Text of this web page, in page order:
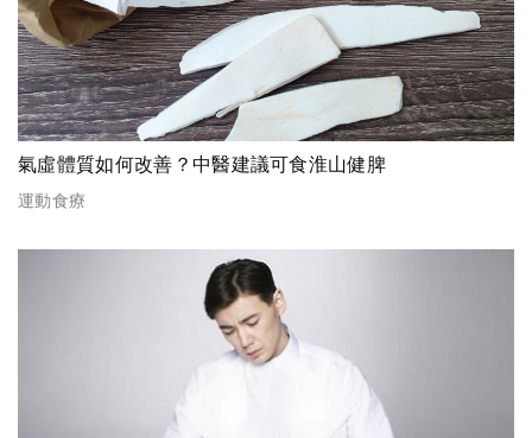
氣虛體質如何改善？中醫建議可食淮山健脾
運動食療